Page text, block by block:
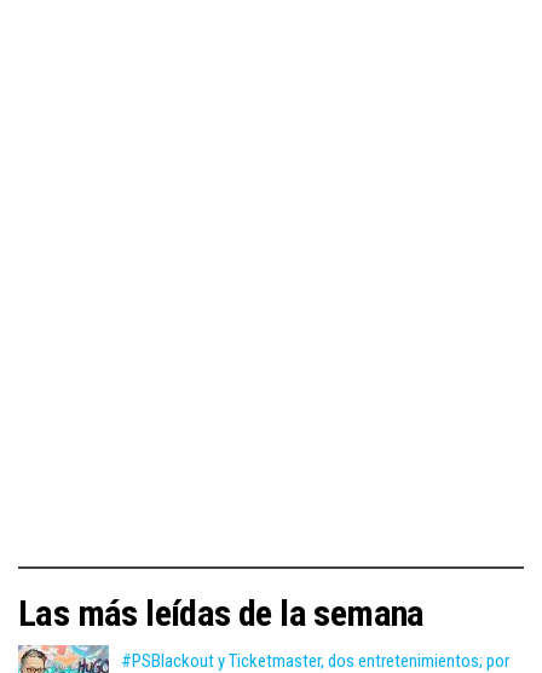
Las más leídas de la semana
#PSBlackout y Ticketmaster, dos entretenimientos; por